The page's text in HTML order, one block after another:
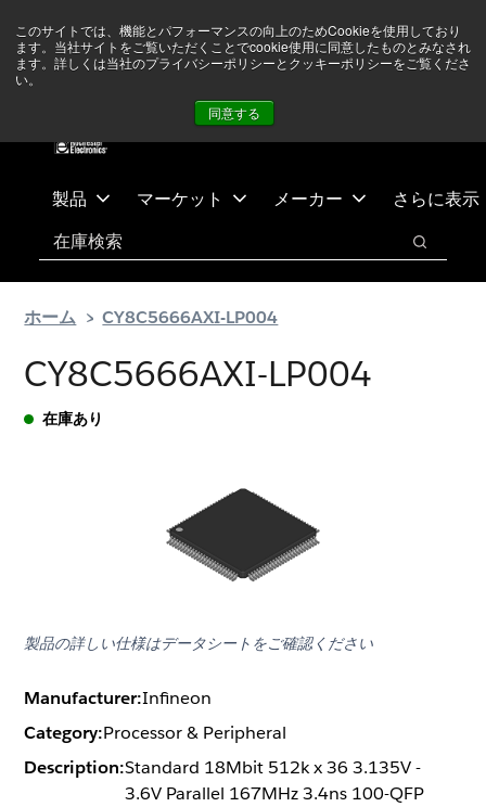
このサイトでは、機能とパフォーマンスの向上のためCookieを使用しており
ます。当社サイトをご覧いただくことでcookie使用に同意したものとみなされ
ます。詳しくは当社のプライバシーポリシーとクッキーポリシーをご覧くださ
い。
同意する
テ
ス
ありません 詳しい情報はこちら➜
製品 マーケット メーカー さらに表示
検索
検索
ホーム CY8C5666AXI-LP004
CY8C5666AXI-LP004
在庫あり
製品の詳しい仕様はデータシートをご確認ください
Manufacturer:Infineon
Category:Processor & Peripheral
Description:Standard 18Mbit 512k x 36 3.135V -
3.6V Parallel 167MHz 3.4ns 100-QFP